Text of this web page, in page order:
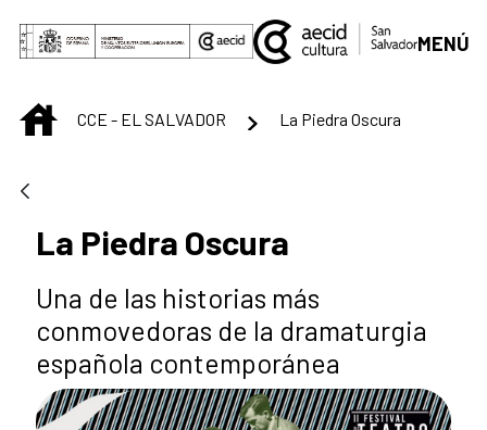
Saltar al contenido principal
MENÚ
INICIOCCE - EL SALVADOR La Piedra Oscura
La Piedra Oscura
Una de las historias más
conmovedoras de la dramaturgia
española contemporánea